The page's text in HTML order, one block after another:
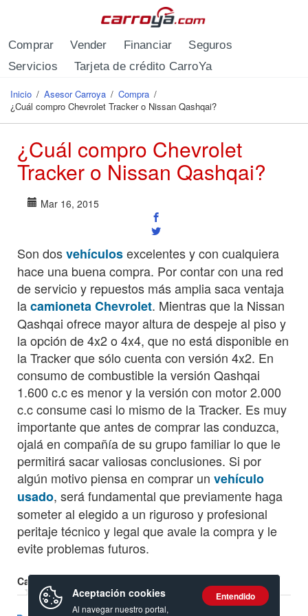
Comprar Vender Financiar
Seguros
Servicios
Tarjeta de crédito CarroYa
Se encuentra usted aquí
Inicio / Asesor Carroya / Compra /
¿Cuál compro Chevrolet Tracker o Nissan Qashqai?
¿Cuál compro Chevrolet
Tracker o Nissan Qashqai?
Mar 16, 2015
Son dosvehículosexcelentes y con cualquiera
hace una buena compra. Por contar con una red
de servicio y repuestos más amplia saca ventaja
lacamioneta Chevrolet. Mientras que la Nissan
Qashqai ofrece mayor altura de despeje al piso y
la opción de 4x2 o 4x4, que no está disponible en
la Tracker que sólo cuenta con versión 4x2. En
consumo de combustible la versión Qashqai
1.600 c.c es menor y la versión con motor 2.000
c.c consume casi lo mismo de la Tracker. Es muy
importante que antes de comprar las conduzca,
ojalá en compañía de su grupo familiar lo que le
permitirá sacar valiosas conclusiones. Si por
algún motivo piensa en comprar un vehículo
usado, será fundamental que previamente haga
someter al elegido a un riguroso y profesional
peritaje técnico y legal que avale la compra y le
evite problemas futuros.
Calificación:
Aceptación cookies
Al navegar nuestro portal,
Entendido